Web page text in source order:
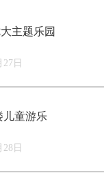
主题乐园
27日
儿童游乐
28日